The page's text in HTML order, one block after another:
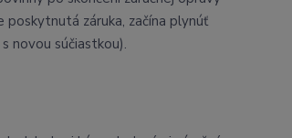
záruka, začína plynúť
novou súčiastkou).